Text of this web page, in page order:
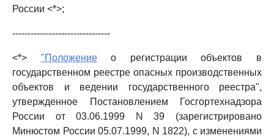
России <*>;
--------------------------------
<*> "Положениео регистрации объектов в
государственном реестре опасных производственных
объектов и ведении государственного реестра",
утвержденное Постановлением Госгортехнадзора
России от 03.06.1999 N 39 (зарегистрировано
Минюстом России 05.07.1999, N 1822), с изменениями